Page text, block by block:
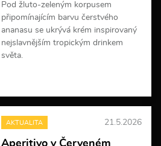
Pod žluto-zeleným korpusem
připomínajícím barvu čerstvého
ananasu se ukrývá krém inspirovaný
nejslavnějším tropickým drinkem
světa.
e
i
AKTUALITA 21.5.2026
Aperitivo v Červeném